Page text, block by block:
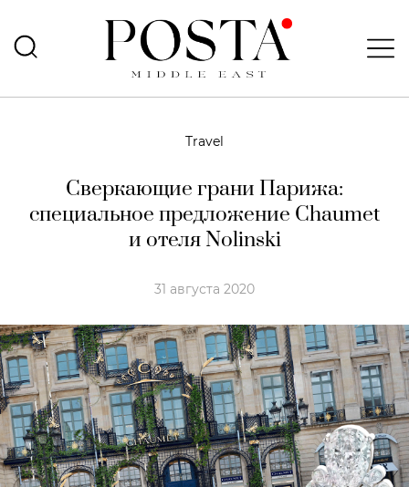
Travel
Сверкающие грани Парижа:
специальное предложение Chaumet
и отеля Nolinski
31 августа 2020